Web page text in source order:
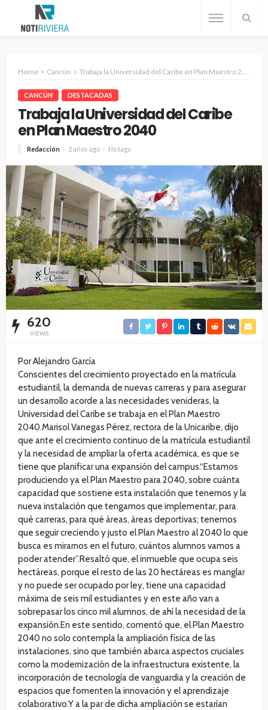
Home Cancún Trabaja la Universidad del Caribe en Plan Maestro 2040
CANCÚN DESTACADAS
Trabaja la Universidad del Caribe
en Plan Maestro 2040
Redacción 2 años ago No tags
620
VIEWS
Por Alejandro García
Conscientes del crecimiento proyectado en la matrícula
estudiantil, la demanda de nuevas carreras y para asegurar
un desarrollo acorde a las necesidades venideras, la
Universidad del Caribe se trabaja en el Plan Maestro
2040.Marisol Vanegas Pérez, rectora de la Unicaribe, dijo
que ante el crecimiento continuo de la matrícula estudiantil
y la necesidad de ampliar la oferta académica, es que se
tiene que planificar una expansión del campus.“Estamos
produciendo ya el Plan Maestro para 2040, sobre cuánta
capacidad que sostiene esta instalación que tenemos y la
nueva instalación que tengamos que implementar, para
qué carreras, para qué áreas, áreas deportivas; tenemos
que seguir creciendo y justo el Plan Maestro al 2040 lo que
busca es mirarnos en el futuro, cuántos alumnos vamos a
poder atender”.Resaltó que, el inmueble que ocupa seis
hectáreas, porque el resto de las 20 hectáreas es manglar
y no puede ser ocupado por ley, tiene una capacidad
máxima de seis mil estudiantes y en este año van a
sobrepasar los cinco mil alumnos, de ahí la necesidad de la
expansión.En este sentido, comentó que, el Plan Maestro
2040 no solo contempla la ampliación física de las
instalaciones, sino que también abarca aspectos cruciales
como la modernización de la infraestructura existente, la
incorporación de tecnología de vanguardia y la creación de
espacios que fomenten la innovación y el aprendizaje
colaborativo.Y a la par de dicha ampliación se estarían